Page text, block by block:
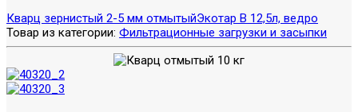
Кварц зернистый 2-5 мм отмытыйЭкотар В 12,5л, ведро
Товар из категории: Фильтрационные загрузки и засыпки